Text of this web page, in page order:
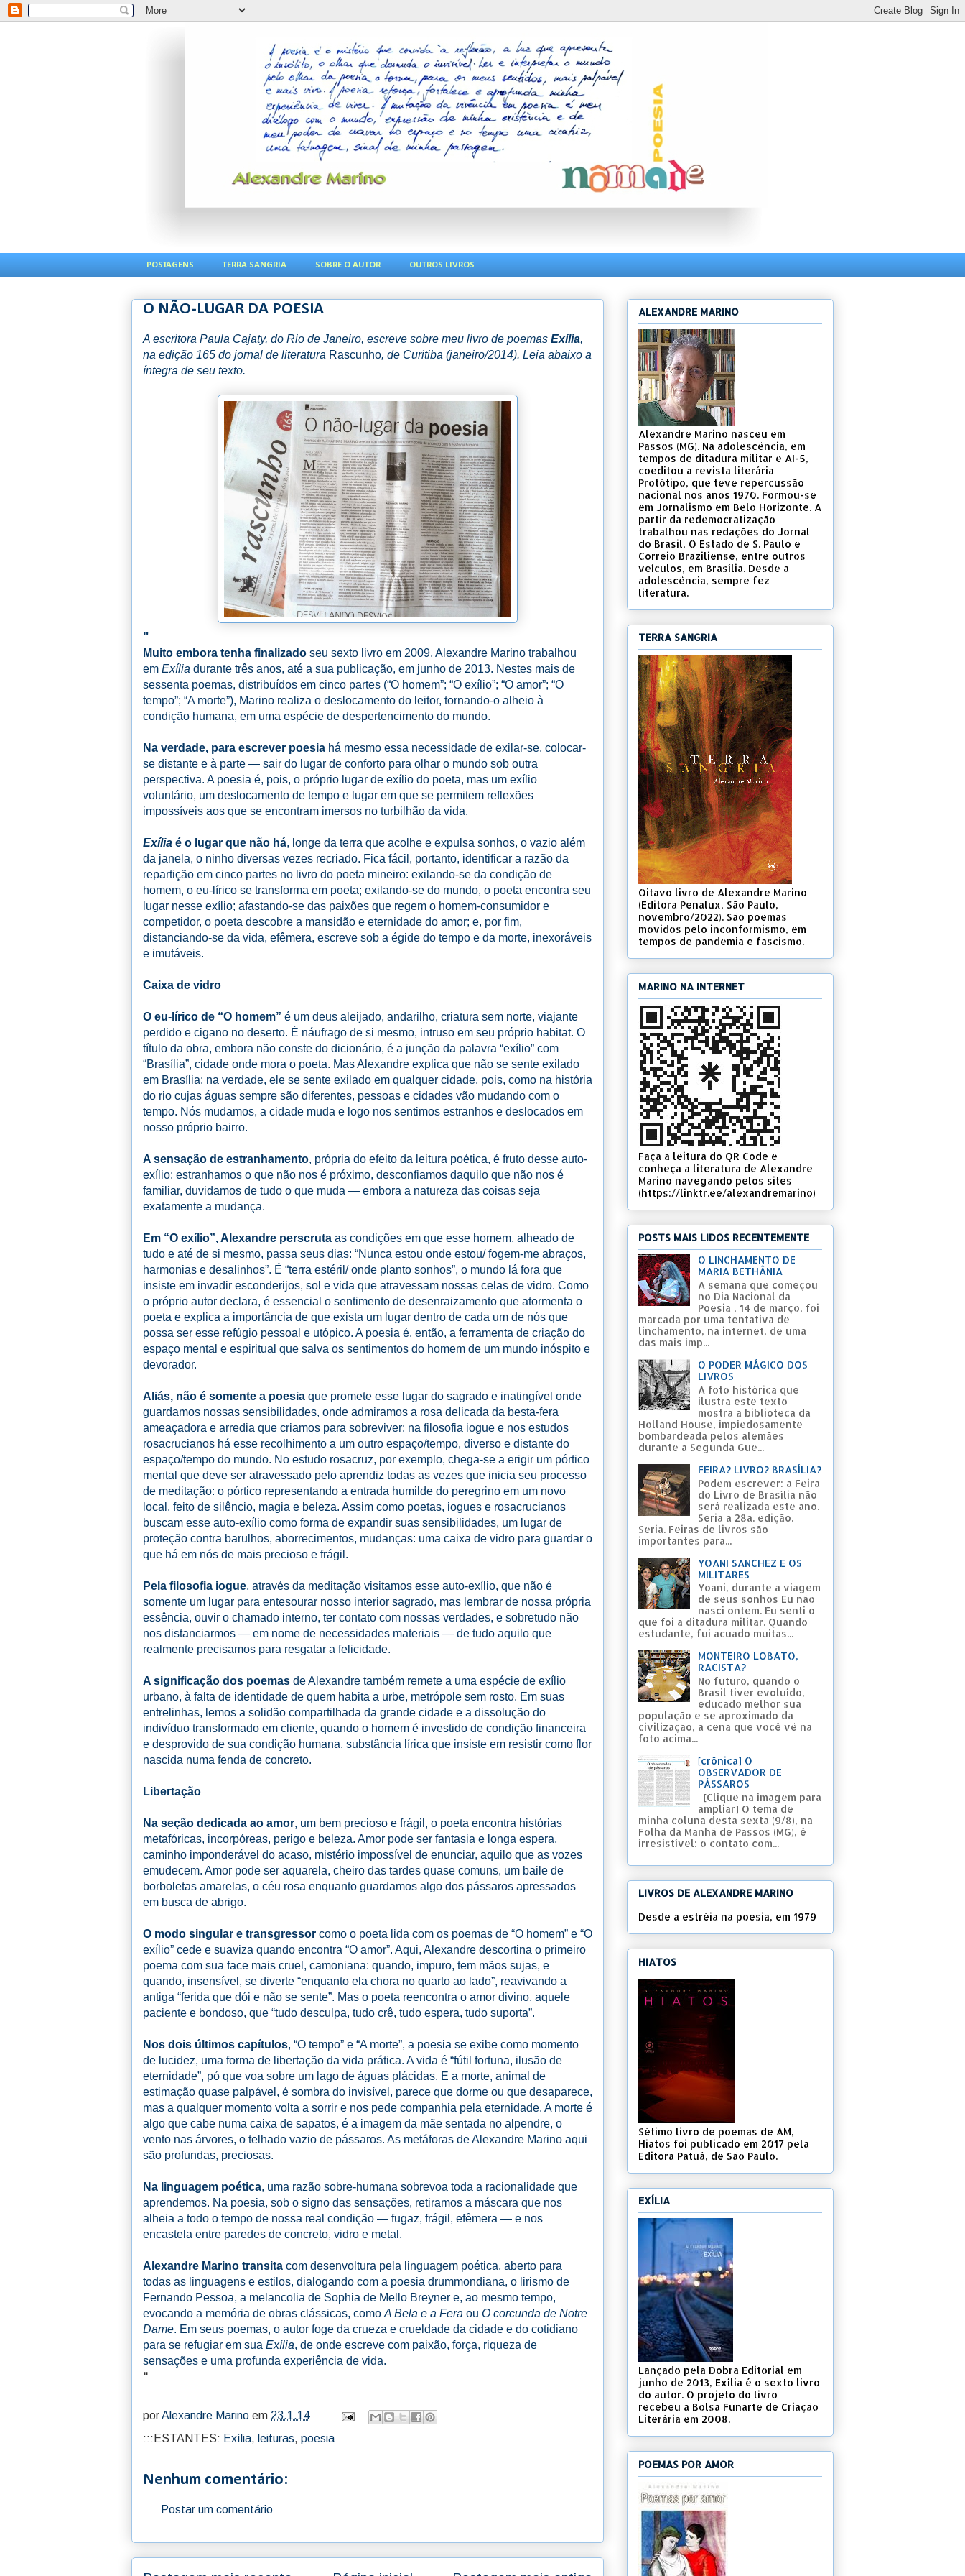
POSTAGENS TERRA SANGRIA SOBRE O AUTOR OUTROS LIVROS
O NÃO-LUGAR DA POESIA
A escritora Paula Cajaty, do Rio de Janeiro, escreve sobre meu livro de poemas Exília,
na edição 165 do jornal de literatura Rascunho, de Curitiba (janeiro/2014). Leia abaixo a
íntegra de seu texto.
"
Muito embora tenha finalizado seu sexto livro em 2009, Alexandre Marino trabalhou
em Exília durante três anos, até a sua publicação, em junho de 2013. Nestes mais de
sessenta poemas, distribuídos em cinco partes (“O homem”; “O exílio”; “O amor”; “O
tempo”; “A morte”), Marino realiza o deslocamento do leitor, tornando-o alheio à
condição humana, em uma espécie de despertencimento do mundo.
Na verdade, para escrever poesia há mesmo essa necessidade de exilar-se, colocar-
se distante e à parte — sair do lugar de conforto para olhar o mundo sob outra
perspectiva. A poesia é, pois, o próprio lugar de exílio do poeta, mas um exílio
voluntário, um deslocamento de tempo e lugar em que se permitem reflexões
impossíveis aos que se encontram imersos no turbilhão da vida.
Exília é o lugar que não há, longe da terra que acolhe e expulsa sonhos, o vazio além
da janela, o ninho diversas vezes recriado. Fica fácil, portanto, identificar a razão da
repartição em cinco partes no livro do poeta mineiro: exilando-se da condição de
homem, o eu-lírico se transforma em poeta; exilando-se do mundo, o poeta encontra seu
lugar nesse exílio; afastando-se das paixões que regem o homem-consumidor e
competidor, o poeta descobre a mansidão e eternidade do amor; e, por fim,
distanciando-se da vida, efêmera, escreve sob a égide do tempo e da morte, inexoráveis
e imutáveis.
Caixa de vidro
O eu-lírico de “O homem” é um deus aleijado, andarilho, criatura sem norte, viajante
perdido e cigano no deserto. É náufrago de si mesmo, intruso em seu próprio habitat. O
título da obra, embora não conste do dicionário, é a junção da palavra “exílio” com
“Brasília”, cidade onde mora o poeta. Mas Alexandre explica que não se sente exilado
em Brasília: na verdade, ele se sente exilado em qualquer cidade, pois, como na história
do rio cujas águas sempre são diferentes, pessoas e cidades vão mudando com o
tempo. Nós mudamos, a cidade muda e logo nos sentimos estranhos e deslocados em
nosso próprio bairro.
A sensação de estranhamento, própria do efeito da leitura poética, é fruto desse auto-
exílio: estranhamos o que não nos é próximo, desconfiamos daquilo que não nos é
familiar, duvidamos de tudo o que muda — embora a natureza das coisas seja
exatamente a mudança.
Em “O exílio”, Alexandre perscruta as condições em que esse homem, alheado de
tudo e até de si mesmo, passa seus dias: “Nunca estou onde estou/ fogem-me abraços,
harmonias e desalinhos”. É “terra estéril/ onde planto sonhos”, o mundo lá fora que
insiste em invadir esconderijos, sol e vida que atravessam nossas celas de vidro. Como
o próprio autor declara, é essencial o sentimento de desenraizamento que atormenta o
poeta e explica a importância de que exista um lugar dentro de cada um de nós que
possa ser esse refúgio pessoal e utópico. A poesia é, então, a ferramenta de criação do
espaço mental e espiritual que salva os sentimentos do homem de um mundo inóspito e
devorador.
Aliás, não é somente a poesia que promete esse lugar do sagrado e inatingível onde
guardamos nossas sensibilidades, onde admiramos a rosa delicada da besta-fera
ameaçadora e arredia que criamos para sobreviver: na filosofia iogue e nos estudos
rosacrucianos há esse recolhimento a um outro espaço/tempo, diverso e distante do
espaço/tempo do mundo. No estudo rosacruz, por exemplo, chega-se a erigir um pórtico
mental que deve ser atravessado pelo aprendiz todas as vezes que inicia seu processo
de meditação: o pórtico representando a entrada humilde do peregrino em um novo
local, feito de silêncio, magia e beleza. Assim como poetas, iogues e rosacrucianos
buscam esse auto-exílio como forma de expandir suas sensibilidades, um lugar de
proteção contra barulhos, aborrecimentos, mudanças: uma caixa de vidro para guardar o
que há em nós de mais precioso e frágil.
Pela filosofia iogue, através da meditação visitamos esse auto-exílio, que não é
somente um lugar para entesourar nosso interior sagrado, mas lembrar de nossa própria
essência, ouvir o chamado interno, ter contato com nossas verdades, e sobretudo não
nos distanciarmos — em nome de necessidades materiais — de tudo aquilo que
realmente precisamos para resgatar a felicidade.
A significação dos poemas de Alexandre também remete a uma espécie de exílio
urbano, à falta de identidade de quem habita a urbe, metrópole sem rosto. Em suas
entrelinhas, lemos a solidão compartilhada da grande cidade e a dissolução do
indivíduo transformado em cliente, quando o homem é investido de condição financeira
e desprovido de sua condição humana, substância lírica que insiste em resistir como flor
nascida numa fenda de concreto.
Libertação
Na seção dedicada ao amor, um bem precioso e frágil, o poeta encontra histórias
metafóricas, incorpóreas, perigo e beleza. Amor pode ser fantasia e longa espera,
caminho imponderável do acaso, mistério impossível de enunciar, aquilo que as vozes
emudecem. Amor pode ser aquarela, cheiro das tardes quase comuns, um baile de
borboletas amarelas, o céu rosa enquanto guardamos algo dos pássaros apressados
em busca de abrigo.
O modo singular e transgressor como o poeta lida com os poemas de “O homem” e “O
exílio” cede e suaviza quando encontra “O amor”. Aqui, Alexandre descortina o primeiro
poema com sua face mais cruel, camoniana: quando, impuro, tem mãos sujas, e
quando, insensível, se diverte “enquanto ela chora no quarto ao lado”, reavivando a
antiga “ferida que dói e não se sente”. Mas o poeta reencontra o amor divino, aquele
paciente e bondoso, que “tudo desculpa, tudo crê, tudo espera, tudo suporta”.
Nos dois últimos capítulos, “O tempo” e “A morte”, a poesia se exibe como momento
de lucidez, uma forma de libertação da vida prática. A vida é “fútil fortuna, ilusão de
eternidade”, pó que voa sobre um lago de águas plácidas. E a morte, animal de
estimação quase palpável, é sombra do invisível, parece que dorme ou que desaparece,
mas a qualquer momento volta a sorrir e nos pede companhia pela eternidade. A morte é
algo que cabe numa caixa de sapatos, é a imagem da mãe sentada no alpendre, o
vento nas árvores, o telhado vazio de pássaros. As metáforas de Alexandre Marino aqui
são profundas, preciosas.
Na linguagem poética, uma razão sobre-humana sobrevoa toda a racionalidade que
aprendemos. Na poesia, sob o signo das sensações, retiramos a máscara que nos
alheia a todo o tempo de nossa real condição — fugaz, frágil, efêmera — e nos
encastela entre paredes de concreto, vidro e metal.
Alexandre Marino transita com desenvoltura pela linguagem poética, aberto para
todas as linguagens e estilos, dialogando com a poesia drummondiana, o lirismo de
Fernando Pessoa, a melancolia de Sophia de Mello Breyner e, ao mesmo tempo,
evocando a memória de obras clássicas, como A Bela e a Fera ou O corcunda de Notre
Dame. Em seus poemas, o autor foge da crueza e crueldade da cidade e do cotidiano
para se refugiar em sua Exília, de onde escreve com paixão, força, riqueza de
sensações e uma profunda experiência de vida.
"
porAlexandre Marino em 23.1.14
:::ESTANTES: Exília, leituras, poesia
Nenhum comentário:
Postar um comentário
ALEXANDRE MARINO
Alexandre Marino nasceu em
Passos (MG). Na adolescência, em
tempos de ditadura militar e AI-5,
coeditou a revista literária
Protótipo, que teve repercussão
nacional nos anos 1970. Formou-se
em Jornalismo em Belo Horizonte. A
partir da redemocratização
trabalhou nas redações do Jornal
do Brasil, O Estado de S. Paulo e
Correio Braziliense, entre outros
veículos, em Brasília. Desde a
adolescência, sempre fez
literatura.
TERRA SANGRIA
Oitavo livro de Alexandre Marino
(Editora Penalux, São Paulo,
novembro/2022). São poemas
movidos pelo inconformismo, em
tempos de pandemia e fascismo.
MARINO NA INTERNET
Faça a leitura do QR Code e
conheça a literatura de Alexandre
Marino navegando pelos sites
(https://linktr.ee/alexandremarino)
POSTS MAIS LIDOS RECENTEMENTE
O LINCHAMENTO DE
MARIA BETHÂNIA
A semana que começou
no Dia Nacional da
Poesia , 14 de março, foi
marcada por uma tentativa de
linchamento, na internet, de uma
das mais imp...
O PODER MÁGICO DOS
LIVROS
A foto histórica que
ilustra este texto
mostra a biblioteca da
Holland House, impiedosamente
bombardeada pelos alemães
durante a Segunda Gue...
FEIRA? LIVRO? BRASÍLIA?
Podem escrever: a Feira
do Livro de Brasília não
será realizada este ano.
Seria a 28a. edição.
Seria. Feiras de livros são
importantes para...
YOANI SANCHEZ E OS
MILITARES
Yoani, durante a viagem
de seus sonhos Eu não
nasci ontem. Eu senti o
que foi a ditadura militar. Quando
estudante, fui acuado muitas...
MONTEIRO LOBATO,
RACISTA?
No futuro, quando o
Brasil tiver evoluído,
educado melhor sua
população e se aproximado da
civilização, a cena que você vê na
foto acima...
[crônica] O
OBSERVADOR DE
PÁSSAROS
[Clique na imagem para
ampliar] O tema de
minha coluna desta sexta (9/8), na
Folha da Manhã de Passos (MG), é
irresistível: o contato com...
LIVROS DE ALEXANDRE MARINO
Desde a estréia na poesia, em 1979
HIATOS
Sétimo livro de poemas de AM,
Hiatos foi publicado em 2017 pela
Editora Patuá, de São Paulo.
EXÍLIA
Lançado pela Dobra Editorial em
junho de 2013, Exília é o sexto livro
do autor. O projeto do livro
recebeu a Bolsa Funarte de Criação
Literária em 2008.
POEMAS POR AMOR